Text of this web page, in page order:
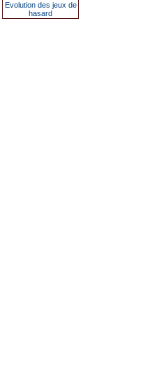
Evolution des jeux de
hasard